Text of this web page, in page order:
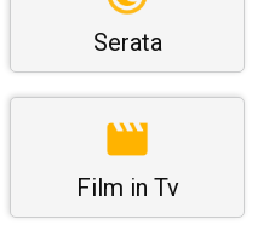
Serata
Film in Tv